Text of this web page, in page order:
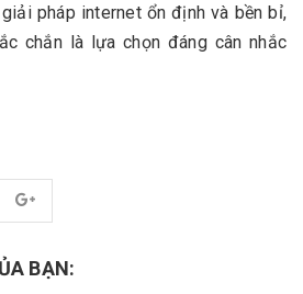
pháp internet ổn định và bền bỉ,
chắn là lựa chọn đáng cân nhắc
BẠN: